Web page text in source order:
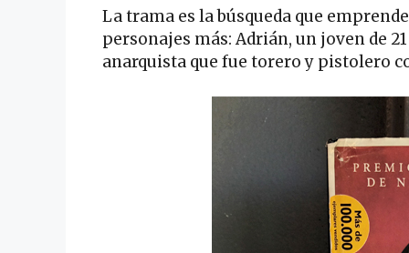
La trama es la búsqueda que
personajes más: Adrián, un joven de
anarquista que fue torero y pistolero